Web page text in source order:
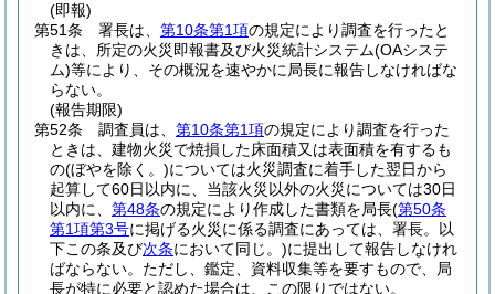
(即報)
第51条
署長は、 第10条第1項の規定により調査を行ったと
きは、所定の火災即報書及び火災統計システム(OAシステ
ム)等により、その概況を速やかに局長に報告しなければな
らない。
(報告期限)
第52条
調査員は、 第10条第1項の規定により調査を行った
ときは、建物火災で焼損した床面積又は表面積を有するも
の(ぼやを除く。)については火災調査に着手した翌日から
起算して60日以内に、当該火災以外の火災については30日
以内に、 第48条の規定により作成した書類を局長(第50条
第1項第3号に掲げる火災に係る調査にあっては、署長。以
下この条及び次条において同じ。)に提出して報告しなけれ
ばならない。 ただし、鑑定、資料収集等を要すもので、局
長が特に必要と認めた場合は、この限りではない。